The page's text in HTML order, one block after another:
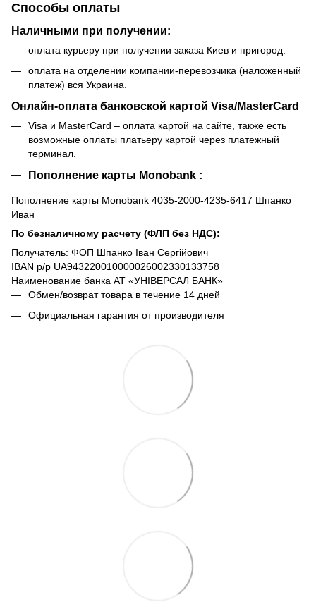
Способы оплаты
Наличными при получении:
оплата курьеру при получении заказа Киев и пригород.
оплата на отделении компании-перевозчика (наложенный
платеж) вся Украина.
Онлайн-оплата банковской картой Visa/MasterCard
Visa и MasterCard – оплата картой на сайте, также есть
возможные оплаты платьеру картой через платежный
терминал.
Пополнение карты Monobank :
Пополнение карты Monobank 4035-2000-4235-6417 Шпанко
Иван
По безналичному расчету (ФЛП без НДС):
Получатель: ФОП Шпанко Іван Сергійович
IBAN р/р UA943220010000026002330133758
Наименование банка АТ «УНІВЕРСАЛ БАНК»
Обмен/возврат товара в течение 14 дней
Официальная гарантия от производителя